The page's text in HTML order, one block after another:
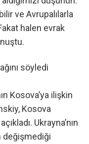
ve Avrupalılarla
halen evrak
söyledi
Kosova’ya ilişkin
Kosova
Ukrayna’nın
değişmediği